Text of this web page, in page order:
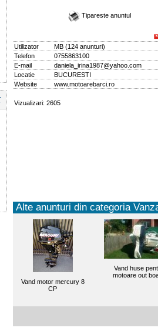
Tipareste anuntul
Utilizator MB(124 anunturi)
Telefon
0755863100
E-mail
daniela_irina1987@yahoo.com
Locatie
BUCURESTI
Website
www.motoarebarci.ro
Vizualizari: 2605
Alte anunturi din categoria
Vand motor mercury 8
CP
Vand huse
motoare out